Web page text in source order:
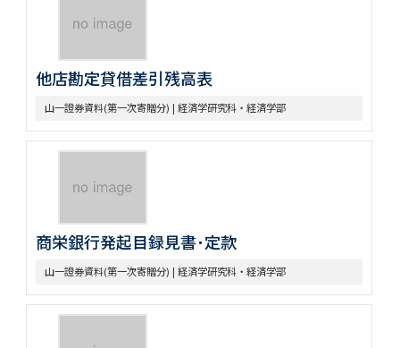
他店勘定貸借差引残高表
山一證券資料(第一次寄贈分) | 経済学研究科・経済学部
商栄銀行発起目録見書･定款
山一證券資料(第一次寄贈分) | 経済学研究科・経済学部